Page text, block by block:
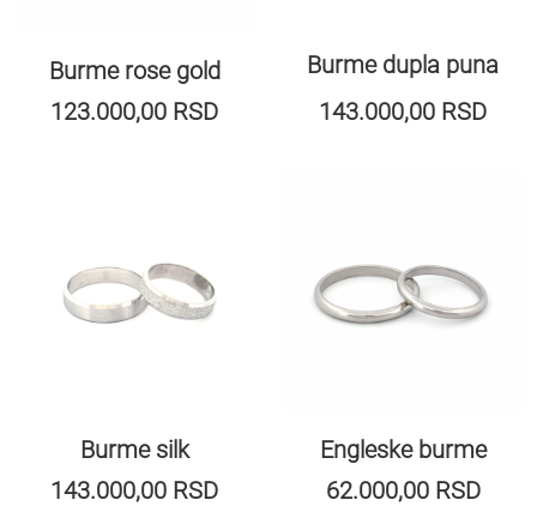
Burme rose gold
123.000,00 RSD
Burme dupla puna
143.000,00 RSD
Burme silk
143.000,00 RSD
Engleske burme
62.000,00 RSD